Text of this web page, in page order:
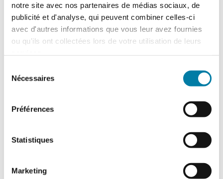
notre site avec nos partenaires de médias sociaux, de
publicité et d'analyse, qui peuvent combiner celles-ci
avec d'autres informations que vous leur avez fournies
ou qu'ils ont collectées lors de votre utilisation de leurs
Nécessaires
Préférences
Statistiques
Marketing
Gants de protection : de nouveaux
marqué par d’importantes évolutions, tant